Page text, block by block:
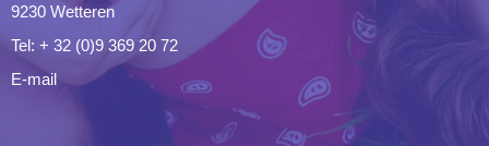
9230 Wetteren
Tel: + 32 (0)9 369 20 72
E-mail